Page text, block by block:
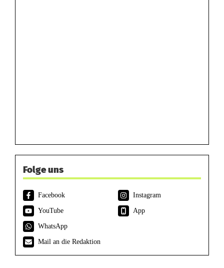
Folge uns
Facebook
Instagram
YouTube
App
WhatsApp
Mail an die Redaktion